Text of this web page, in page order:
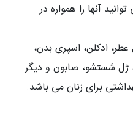
آنها را همواره در
ادکلن، اسپری بدن،
ژل شستشو، صابون و دیگر
برای زنان می باشد.